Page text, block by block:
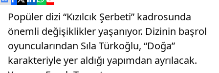
Popüler dizi “Kızılcık Şerbeti” kadrosunda
önemli değişiklikler yaşanıyor. Dizinin başrol
oyuncularından Sıla Türkoğlu, “Doğa”
karakteriyle yer aldığı yapımdan ayrılacak.